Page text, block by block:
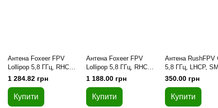
Антена Foxeer FPV
Lollipop 5,8 ГГц, RHCP,
SMA, пряма, 150 мм
(зеленувато-синя) - 2
штуки
1 284.82 грн
Купити
Антена Foxeer FPV
Lollipop 5,8 ГГц, RHCP,
SMA, кутова, 150 мм
(чорна) - 2 штуки
1 188.00 грн
Купити
Антена RushFPV
5,8 ГГц, LHCP,
пряма, 160 мм
(червона)
350.00 грн
Купити